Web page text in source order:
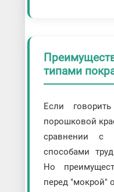
типами
Если
порошковой
сравнении с
способами
Но
перед "мокрой"